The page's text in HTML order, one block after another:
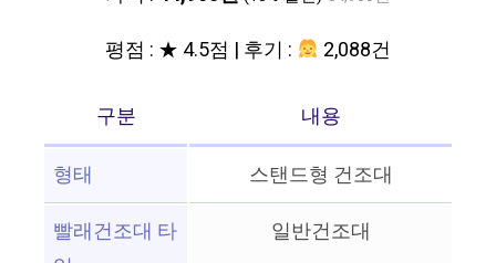
평점 : ★ 4.5점 | 후기 : 2,088건
구분
내용
형태
스탠드형 건조대
빨래건조대 타
일반건조대